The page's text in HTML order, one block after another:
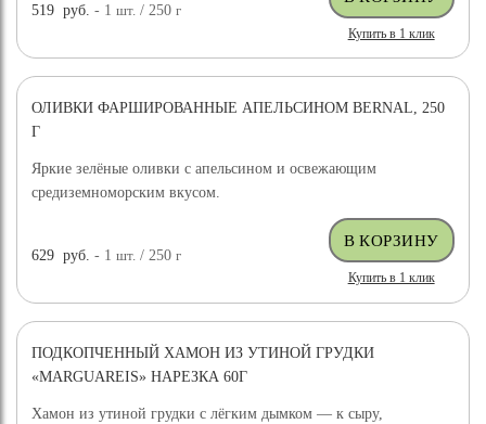
519 руб. - 1шт. / 250г
Купить в 1 клик
ОЛИВКИ ФАРШИРОВАННЫЕ АПЕЛЬСИНОМ BERNAL, 250
Г
Яркие зелёные оливки с апельсином и освежающим
средиземноморским вкусом.
629 руб. - 1шт. / 250г
Купить в 1 клик
ПОДКОПЧЕННЫЙ ХАМОН ИЗ УТИНОЙ ГРУДКИ
«MARGUAREIS» НАРЕЗКА 60Г
Хамон из утиной грудки с лёгким дымком — к сыру,